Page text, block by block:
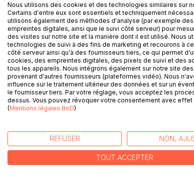
Ce roman fait revivre le quotidien des
l'indépendance de l'Algérie.
D’AUTRES TITRES
Nous utilisons des cookies et des technologies similaires sur
Certains d'entre eux sont essentiels et techniquement
utilisons également des méthodes d'analyse (par exemple
empreintes digitales, ainsi que le suivi côté serveur) pour
des visites sur notre site et la manière dont il est utilisé. Nous
technologies de suivi à des fins de marketing et recourons à
côté serveur ainsi qu'à des fournisseurs tiers, ce qui permet
cookies, des empreintes digitales, des pixels de suivi et des
tous les appareils. Nous intégrons également sur notre site
provenant d'autres fournisseurs (plateformes vidéo). Nous
influence sur le traitement ultérieur des données et sur un
le fournisseur tiers. Par votre réglage, vous acceptez les
dessus. Vous pouvez révoquer votre consentement avec effet
(Mentions légales BoD)
REFUSER NON,
TOUT ACCEPTER